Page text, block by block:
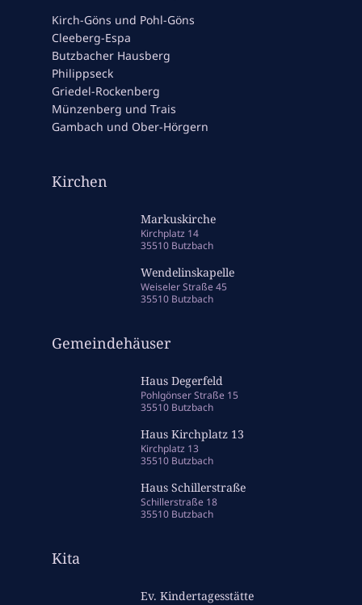
Kirch-Göns und Pohl-Göns
Cleeberg-Espa
Butzbacher Hausberg
Philippseck
Griedel-Rockenberg
Münzenberg und Trais
Gambach und Ober-Hörgern
Kirchen
Markuskirche
Kirchplatz 14
35510 Butzbach
Wendelinskapelle
Weiseler Straße 45
35510 Butzbach
Gemeindehäuser
Haus Degerfeld
Pohlgönser Straße 15
35510 Butzbach
Haus Kirchplatz 13
Kirchplatz 13
35510 Butzbach
Haus Schillerstraße
Schillerstraße 18
35510 Butzbach
Kita
Ev. Kindertagesstätte